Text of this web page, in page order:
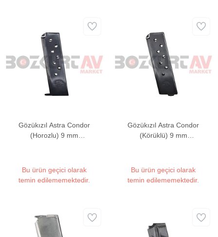
Gözükızıl Astra Condor
(Horozlu) 9 mm
Bu ürün geçici olarak
temin edilememektedir.
Gözükızıl Astra Condor
(Körüklü) 9 mm
Bu ürün geçici olarak
temin edilememektedir.